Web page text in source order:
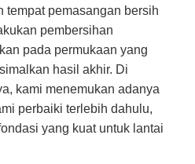
tempat pemasangan bersih
pembersihan
pada permukaan yang
hasil akhir. Di
kami menemukan adanya
perbaiki terlebih dahulu,
yang kuat untuk lantai